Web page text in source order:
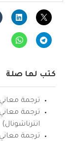
كتب لها صلة
ترجمة معاني
ترجمة معاني
انترناشونال)
ترجمة معاني